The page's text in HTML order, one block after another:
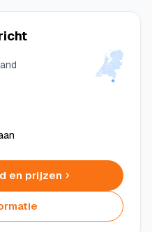
en prijzen